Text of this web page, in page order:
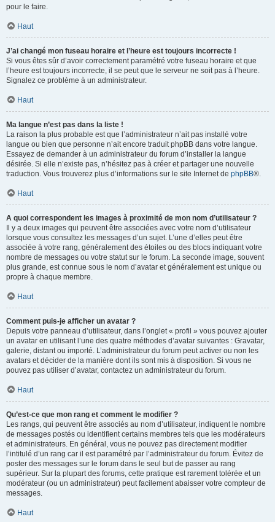
pour le faire.
Haut
J’ai changé mon fuseau horaire et l’heure est toujours incorrecte !
Si vous êtes sûr d’avoir correctement paramétré votre fuseau horaire et que
l’heure est toujours incorrecte, il se peut que le serveur ne soit pas à l’heure.
Signalez ce problème à un administrateur.
Haut
Ma langue n’est pas dans la liste !
La raison la plus probable est que l’administrateur n’ait pas installé votre
langue ou bien que personne n’ait encore traduit phpBB dans votre langue.
Essayez de demander à un administrateur du forum d’installer la langue
désirée. Si elle n’existe pas, n’hésitez pas à créer et partager une nouvelle
traduction. Vous trouverez plus d’informations sur le site Internet de phpBB®.
Haut
A quoi correspondent les images à proximité de mon nom d’utilisateur ?
Il y a deux images qui peuvent être associées avec votre nom d’utilisateur
lorsque vous consultez les messages d’un sujet. L’une d’elles peut être
associée à votre rang, généralement des étoiles ou des blocs indiquant votre
nombre de messages ou votre statut sur le forum. La seconde image, souvent
plus grande, est connue sous le nom d’avatar et généralement est unique ou
propre à chaque membre.
Haut
Comment puis-je afficher un avatar ?
Depuis votre panneau d’utilisateur, dans l’onglet « profil » vous pouvez ajouter
un avatar en utilisant l’une des quatre méthodes d’avatar suivantes : Gravatar,
galerie, distant ou importé. L’administrateur du forum peut activer ou non les
avatars et décider de la manière dont ils sont mis à disposition. Si vous ne
pouvez pas utiliser d’avatar, contactez un administrateur du forum.
Haut
Qu’est-ce que mon rang et comment le modifier ?
Les rangs, qui peuvent être associés au nom d’utilisateur, indiquent le nombre
de messages postés ou identifient certains membres tels que les modérateurs
et administrateurs. En général, vous ne pouvez pas directement modifier
l’intitulé d’un rang car il est paramétré par l’administrateur du forum. Évitez de
poster des messages sur le forum dans le seul but de passer au rang
supérieur. Sur la plupart des forums, cette pratique est rarement tolérée et un
modérateur (ou un administrateur) peut facilement abaisser votre compteur de
messages.
Haut